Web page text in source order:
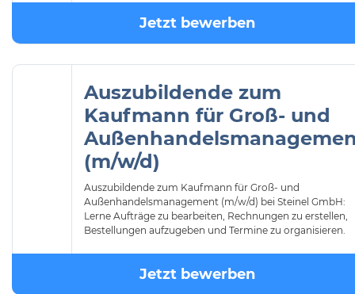
Jetzt bewerben
Auszubildende zum
Kaufmann für Groß- und
(m/w/d)
Auszubildende zum Kaufmann für Groß- und
Außenhandelsmanagement (m/w/d) bei Steinel GmbH:
Lerne Aufträge zu bearbeiten, Rechnungen zu erstellen,
Bestellungen aufzugeben und Termine zu organisieren.
Jetzt bewerben